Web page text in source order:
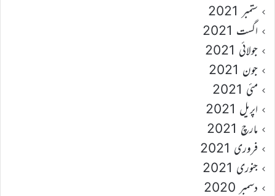
ستمبر 2021
اگست 2021
جولائی 2021
جون 2021
مئی 2021
اپریل 2021
مارچ 2021
فروری 2021
جنوری 2021
دسمبر 2020